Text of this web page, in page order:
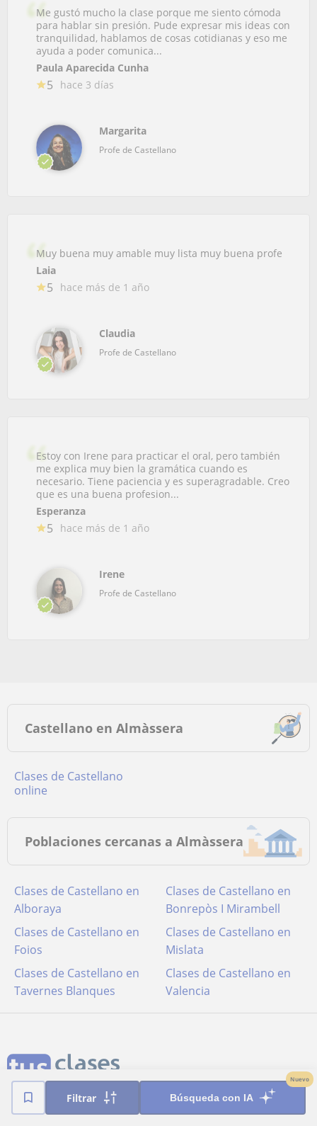
Filtrar Búsqueda con IA
Nuevo
Me gustó mucho la clase porque me siento cómoda
para hablar sin presión. Pude expresar mis ideas con
tranquilidad, hablamos de cosas cotidianas y eso me
ayuda a poder comunica...
Paula Aparecida Cunha
5 hace 3 días
Margarita
Profe de Castellano
Muy buena muy amable muy lista muy buena profe
Laia
5 hace más de 1 año
Claudia
Profe de Castellano
Estoy con Irene para practicar el oral, pero también
me explica muy bien la gramática cuando es
necesario. Tiene paciencia y es superagradable. Creo
que es una buena profesion...
Esperanza
5 hace más de 1 año
Irene
Profe de Castellano
Castellano en Almàssera
Clases de Castellano
online
Poblaciones cercanas a Almàssera
Clases de Castellano en
Alboraya
Clases de Castellano en
Bonrepòs I Mirambell
Clases de Castellano en
Foios
Clases de Castellano en
Mislata
Clases de Castellano en
Tavernes Blanques
Clases de Castellano en
Valencia
Términos y condiciones